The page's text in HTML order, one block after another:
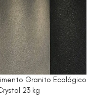
Granito Ecológico
23 kg